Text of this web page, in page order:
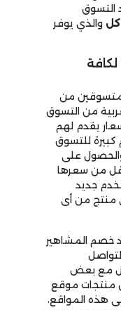
التسوق
والذي يوفر
من
من التسوق
يقدم لهم
للتسوق
على
من سعرها
جديد
منتج من أى
خصم المشاهير
كل مع بعض
منتجات موقع
هذه المواقع،